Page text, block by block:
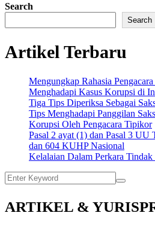
Search
Search
Artikel Terbaru
Mengungkap Rahasia
Menghadapi Kasus Korupsi di
Tiga Tips Diperiksa Sebagai
Tips Menghadapi Panggilan
Korupsi Oleh Pengacara Tipikor
Pasal 2 ayat (1) dan Pasal 3
dan 604 KUHP Nasional
Kelalaian Dalam Perkara
ARTIKEL &